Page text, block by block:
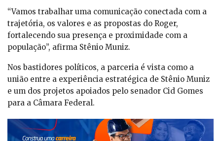
“Vamos trabalhar uma comunicação conectada com a
trajetória, os valores e as propostas do Roger,
fortalecendo sua presença e proximidade com a
população”, afirma Stênio Muniz.
Nos bastidores políticos, a parceria é vista como a
união entre a experiência estratégica de Stênio Muniz
e um dos projetos apoiados pelo senador Cid Gomes
para a Câmara Federal.